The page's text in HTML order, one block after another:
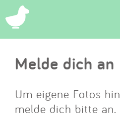
Melde dich an
Um eigene Fotos
melde dich bitte an.